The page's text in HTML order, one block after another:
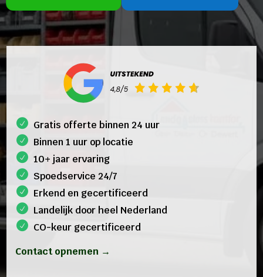
Gratis offerte binnen 24 uur
Binnen 1 uur op locatie
10+ jaar ervaring
Spoedservice 24/7
Erkend en gecertificeerd
Landelijk door heel Nederland
CO-keur gecertificeerd
Contact opnemen →